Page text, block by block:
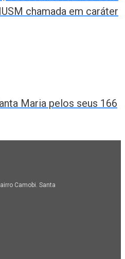
chamada em caráter
Maria pelos seus 166
Camobi. Santa